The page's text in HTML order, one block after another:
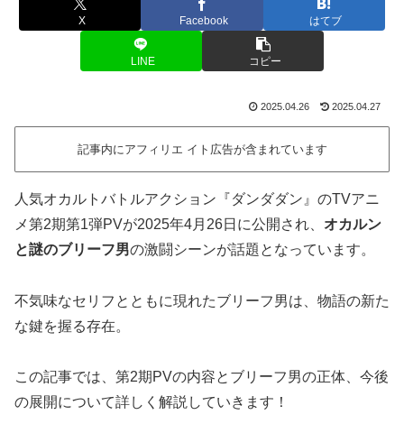
X Facebook はてブ
LINE コピー
2025.04.26 2025.04.27
記事内にアフィリエ イト広告が含まれています
人気オカルトバトルアクション『ダンダダン』のTVアニ
メ第2期第1弾PVが2025年4月26日に公開され、 オカルン
と謎のブリーフ男の激闘シーンが話題となっています。
不気味なセリフとともに現れたブリーフ男は、物語の新た
な鍵を握る存在。
この記事では、第2期PVの内容とブリーフ男の正体、今後
の展開について詳しく解説していきます！